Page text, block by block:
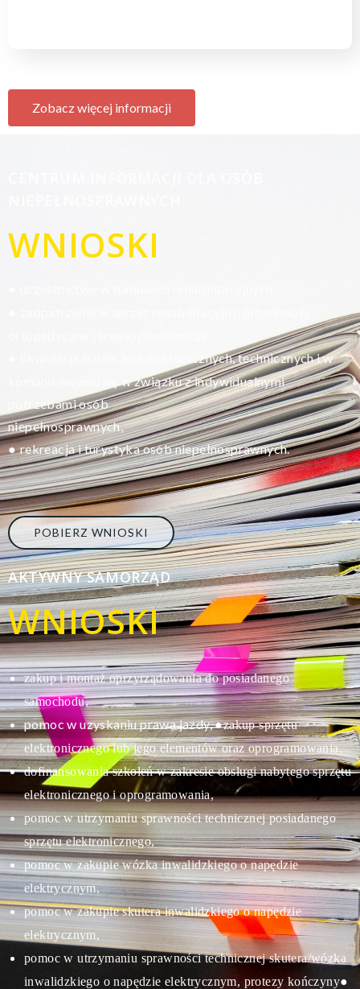
Zobacz więcej informacji
WNIOSKI
likwidacja barier architektonicznych, technicznych i w
komunikowaniu się w związku z indywidualnymi
potrzebami osób
niepełnosprawnych,
●rekreacja i turystyka osób niepełnosprawnych.
POBIERZ WNIOSKI
AKTYWNY SAMORZĄD
WNIOSKI
zakup i montaż oprzyrządowania do posiadanego
samochodu,
pomoc w uzyskaniu prawa jazdy,●zakup sprzętu
elektronicznego lub jego elementów oraz oprogramowania,
dofinansowania szkoleń w zakresie obsługi nabytego sprzętu
elektronicznego i oprogramowania,
pomoc w utrzymaniu sprawności technicznej posiadanego
sprzętu elektronicznego,
pomoc w zakupie wózka inwalidzkiego o napędzie
elektrycznym,
pomoc w zakupie skutera inwalidzkiego o napędzie
elektrycznym,
pomoc w utrzymaniu sprawności technicznej skutera/wózka
inwalidzkiego o napędzie elektrycznym, protezy kończyny●